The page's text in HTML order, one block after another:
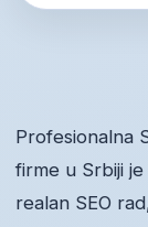
Profesionalna
firme u Srbiji
realan SEO